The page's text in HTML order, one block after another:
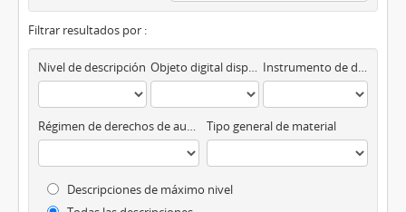
Filtrar resultados por :
Nivel de descripción Objeto digital disponibles Instrumento de descripción
Régimen de derechos de autor Tipo general de material
Descripciones de máximo nivel